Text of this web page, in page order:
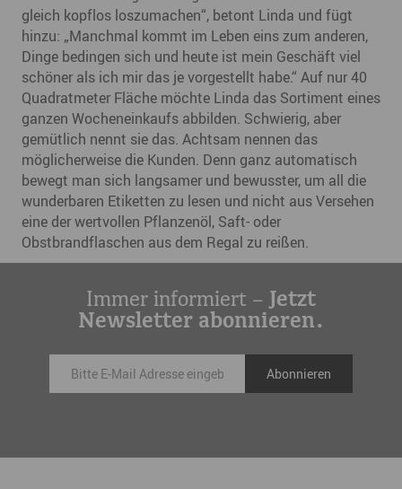
gleich kopflos loszumachen“, betont Linda und fügt
hinzu: „Manchmal kommt im Leben eins zum anderen,
Dinge bedingen sich und heute ist mein Geschäft viel
schöner als ich mir das je vorgestellt habe.“ Auf nur 40
Quadratmeter Fläche möchte Linda das Sortiment eines
ganzen Wocheneinkaufs abbilden. Schwierig, aber
gemütlich nennt sie das. Achtsam nennen das
möglicherweise die Kunden. Denn ganz automatisch
bewegt man sich langsamer und bewusster, um all die
wunderbaren Etiketten zu lesen und nicht aus Versehen
eine der wertvollen Pflanzenöl, Saft- oder
Obstbrandflaschen aus dem Regal zu reißen.
Immer informiert – Jetzt
Newsletter abonnieren.